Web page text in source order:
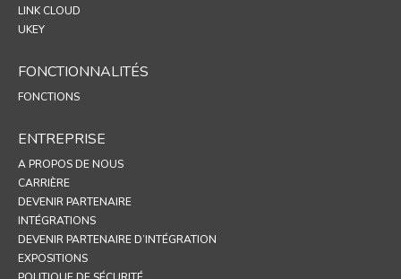
LINK CLOUD
UKEY
FONCTIONNALITÉS
FONCTIONS
ENTREPRISE
A PROPOS DE NOUS
CARRIÈRE
DEVENIR PARTENAIRE
INTÉGRATIONS
DEVENIR PARTENAIRE D’INTÉGRATION
EXPOSITIONS